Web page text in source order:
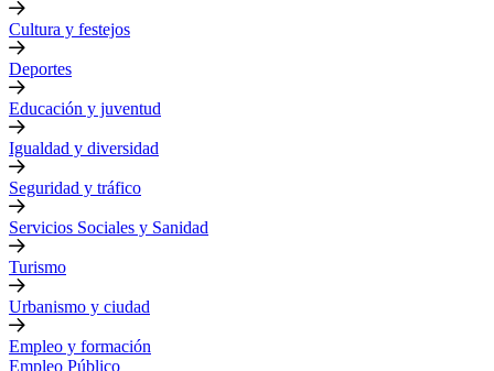
Cultura y festejos
Deportes
Educación y juventud
Igualdad y diversidad
Seguridad y tráfico
Servicios Sociales y Sanidad
Turismo
Urbanismo y ciudad
Empleo y formación
Empleo Público